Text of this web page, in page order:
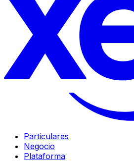
Particulares
Negocio
Plataforma